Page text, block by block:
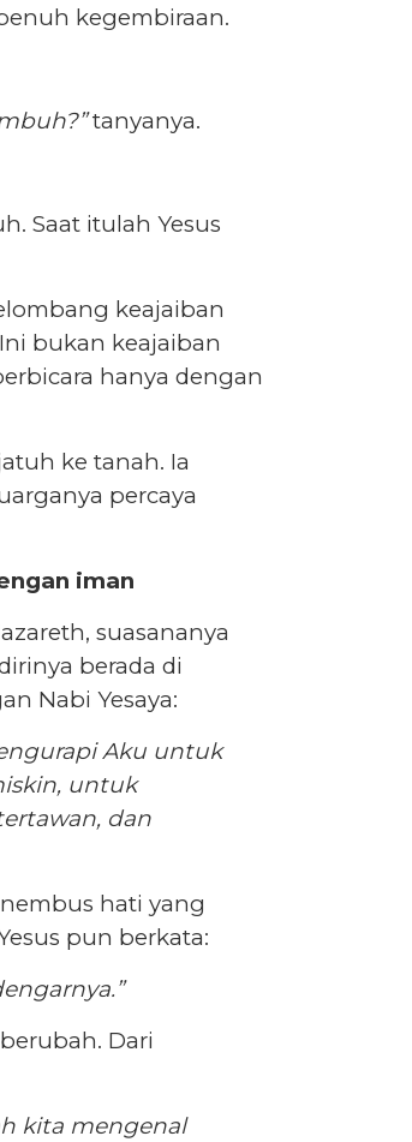
kegembiraan.
tanyanya.
Saat itulah Yesus
keajaiban
bukan keajaiban
hanya dengan
ke tanah. Ia
percaya
iman
suasananya
berada di
Nabi Yesaya:
Aku untuk
untuk
dan
hati yang
pun berkata:
Dari
kita mengenal